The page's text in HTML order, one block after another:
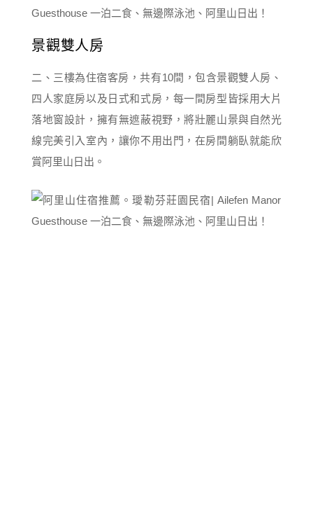
景觀雙人房
二、三樓為住宿客房，共有10間，包含景觀雙人房、
四人家庭房以及日式和式房，每一間房型皆採用大片
落地窗設計，擁有無遮蔽視野，將壯麗山景與自然光
線完美引入室內，讓你不用出門，在房間躺臥就能欣
賞阿里山日出。